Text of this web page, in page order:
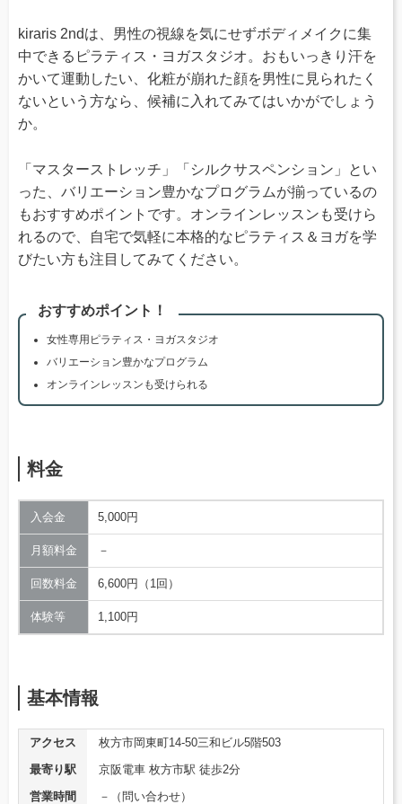
kiraris 2ndは、男性の視線を気にせずボディメイクに集
中できるピラティス・ヨガスタジオ。おもいっきり汗を
かいて運動したい、化粧が崩れた顔を男性に見られたく
ないという方なら、候補に入れてみてはいかがでしょう
か。
「マスターストレッチ」「シルクサスペンション」とい
った、バリエーション豊かなプログラムが揃っているの
もおすすめポイントです。オンラインレッスンも受けら
れるので、自宅で気軽に本格的なピラティス＆ヨガを学
びたい方も注目してみてください。
おすすめポイント！
女性専用ピラティス・ヨガスタジオ
バリエーション豊かなプログラム
オンラインレッスンも受けられる
料金
入会金 5,000円
月額料金 －
回数料金 6,600円（1回）
体験等 1,100円
基本情報
アクセス
枚方市岡東町14-50三和ビル5階503
最寄り駅
京阪電車 枚方市駅 徒歩2分
営業時間
－（問い合わせ）